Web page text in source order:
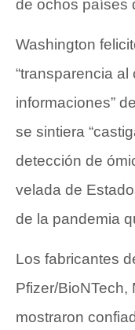
de ochos países
Washington
“transparencia al
informaciones”
se sintiera
detección de
velada de
de la pandemia
Los fabricantes
Pfizer/BioNTech,
mostraron